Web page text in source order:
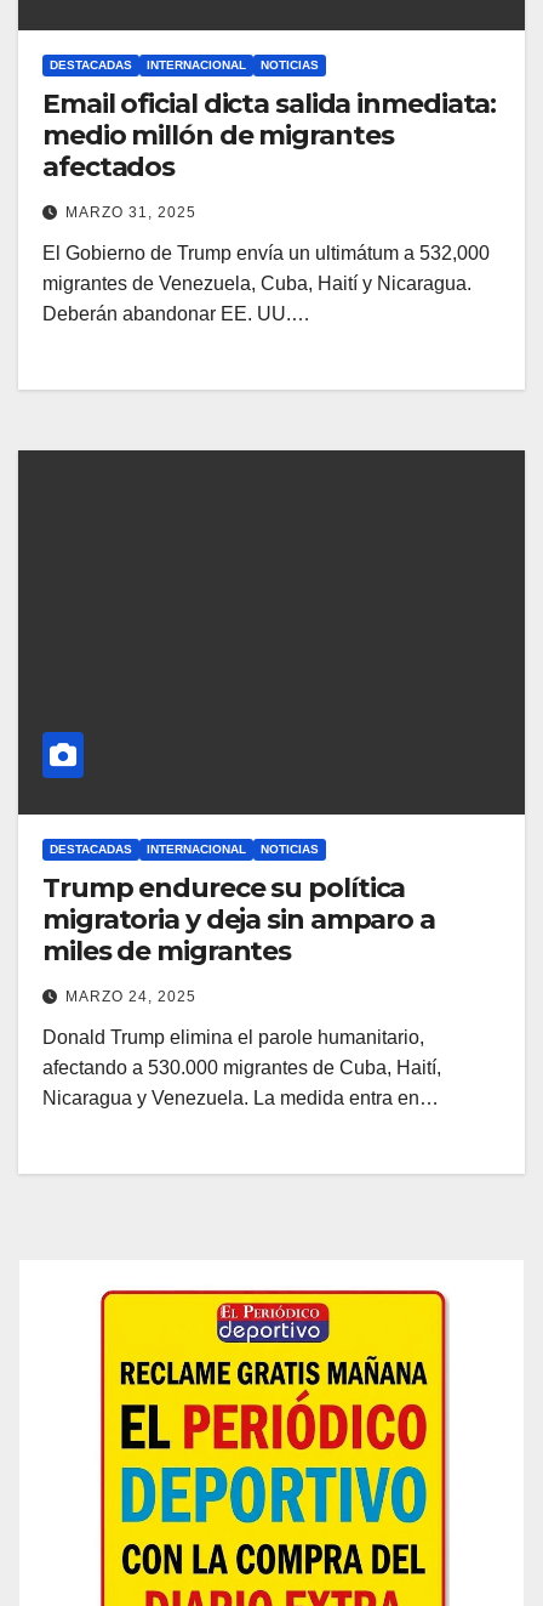
DESTACADAS INTERNACIONAL NOTICIAS
Email oficial dicta salida inmediata:
medio millón de migrantes
afectados
MARZO 31, 2025
El Gobierno de Trump envía un ultimátum a 532,000
migrantes de Venezuela, Cuba, Haití y Nicaragua.
Deberán abandonar EE. UU.…
DESTACADAS INTERNACIONAL NOTICIAS
Trump endurece su política
migratoria y deja sin amparo a
miles de migrantes
MARZO 24, 2025
Donald Trump elimina el parole humanitario,
afectando a 530.000 migrantes de Cuba, Haití,
Nicaragua y Venezuela. La medida entra en…